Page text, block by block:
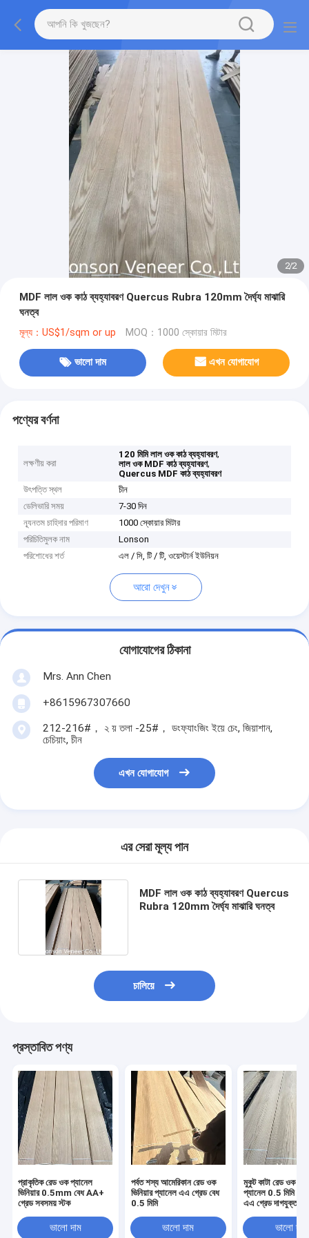
2/2
MDF লাল ওক কাঠ ব্যহ্যাবরণ Quercus Rubra 120mm দৈর্ঘ্য মাঝারি
ঘনত্ব
মূল্য：US$1/sqm or up MOQ：1000 স্কোয়ার মিটার
ভালো দাম এখন যোগাযোগ
পণ্যের বর্ণনা
লক্ষণীয় করা
120 মিমি লাল ওক কাঠ ব্যহ্যাবরণ,
লাল ওক MDF কাঠ ব্যহ্যাবরণ,
Quercus MDF কাঠ ব্যহ্যাবরণ
উৎপত্তি স্থল
চীন
ডেলিভারি সময়
7-30 দিন
ন্যূনতম চাহিদার পরিমাণ
1000 স্কোয়ার মিটার
পরিচিতিমুলক নাম
Lonson
পরিশোধের শর্ত
এল / সি, টি / টি, ওয়েস্টার্ন ইউনিয়ন
আরো দেখুন
যোগাযোগের ঠিকানা
Mrs. Ann Chen
+8615967307660
212-216#， ২ য় তলা -25#， ডংফ্যাংজিং ইয়ে চেং, জিয়াশান,
চেচিয়াং, চীন
এখন যোগাযোগ
এর সেরা মূল্য পান
MDF লাল ওক কাঠ ব্যহ্যাবরণ Quercus
Rubra 120mm দৈর্ঘ্য মাঝারি ঘনত্ব
চালিয়ে
প্রস্তাবিত পণ্য
প্রাকৃতিক রেড ওক প্যানেল
ভিনিয়ার 0.5mm বেধ AA+
গ্রেড সবসময় স্টক
ভালো দাম
পর্বত শস্য আমেরিকান রেড ওক
ভিনিয়ার প্যানেল এএ গ্রেড বেধ
0.5 মিমি
ভালো দাম
মুকুট কাটা রেড ওক
প্যানেল 0.5 মিমি
এএ গ্রেড দাগযুক্ত
ভালো দাম